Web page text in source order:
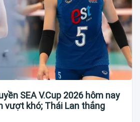
SEA V.Cup 2026 hôm nay
vượt khó; Thái Lan thắng